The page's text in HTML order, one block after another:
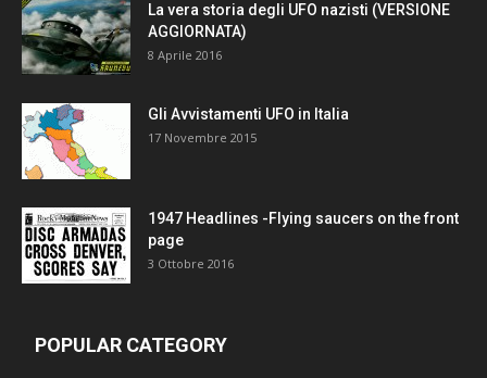
La vera storia degli UFO nazisti (VERSIONE
AGGIORNATA)
8 Aprile 2016
Gli Avvistamenti UFO in Italia
17 Novembre 2015
1947 Headlines -Flying saucers on the front
page
3 Ottobre 2016
POPULAR CATEGORY